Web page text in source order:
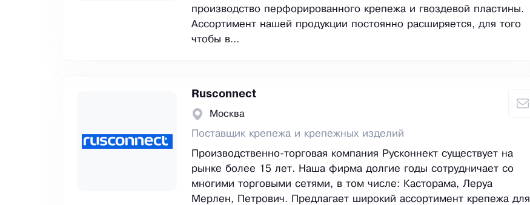
производство перфорированного крепежа и гвоздевой пластины.
Ассортимент нашей продукции постоянно расширяется, для того
чтобы в...
Rusconnect
Москва
Поставщик крепежа и крепежных изделий
Производственно-торговая компания Русконнект существует на
рынке более 15 лет. Наша фирма долгие годы сотрудничает со
многими торговыми сетями, в том числе: Касторама, Леруа
Мерлен, Петрович. Предлагает широкий ассортимент крепежа для